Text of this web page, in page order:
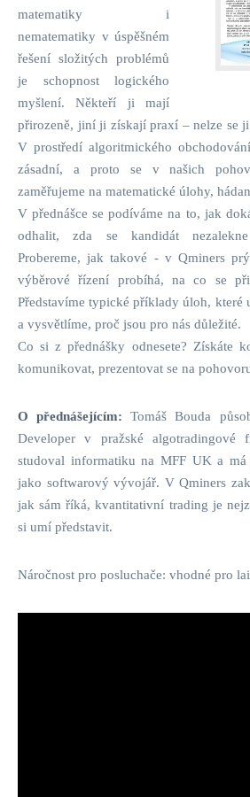
matematiky i
nematematiky v úspěšném
řešení složitých problémů
je schopnost logického
myšlení. Někteří ji mají
přirozeně, jiní ji získají praxí – nelze se
V prostředí algoritmického
zásadní, a proto se v našich
zaměřujeme na matematické úlohy,
V přednášce se podíváme na to, jak
odhalit, zda se kandidát
Probereme, jak takové - v Qminers
výběrové řízení probíhá, na co se
Představíme typické příklady úloh, které
a vysvětlíme, proč jsou pro nás důležité.
Co si z přednášky odnesete? Získáte
komunikovat, prezentovat se na
O přednášejícím: Tomáš Bouda
Developer v pražské algotradingové
studoval informatiku na MFF UK a
jako softwarový vývojář. V Qminers
jak sám říká, kvantitativní trading je
si umí představit.
Náročnost pro posluchače: vhodné pro